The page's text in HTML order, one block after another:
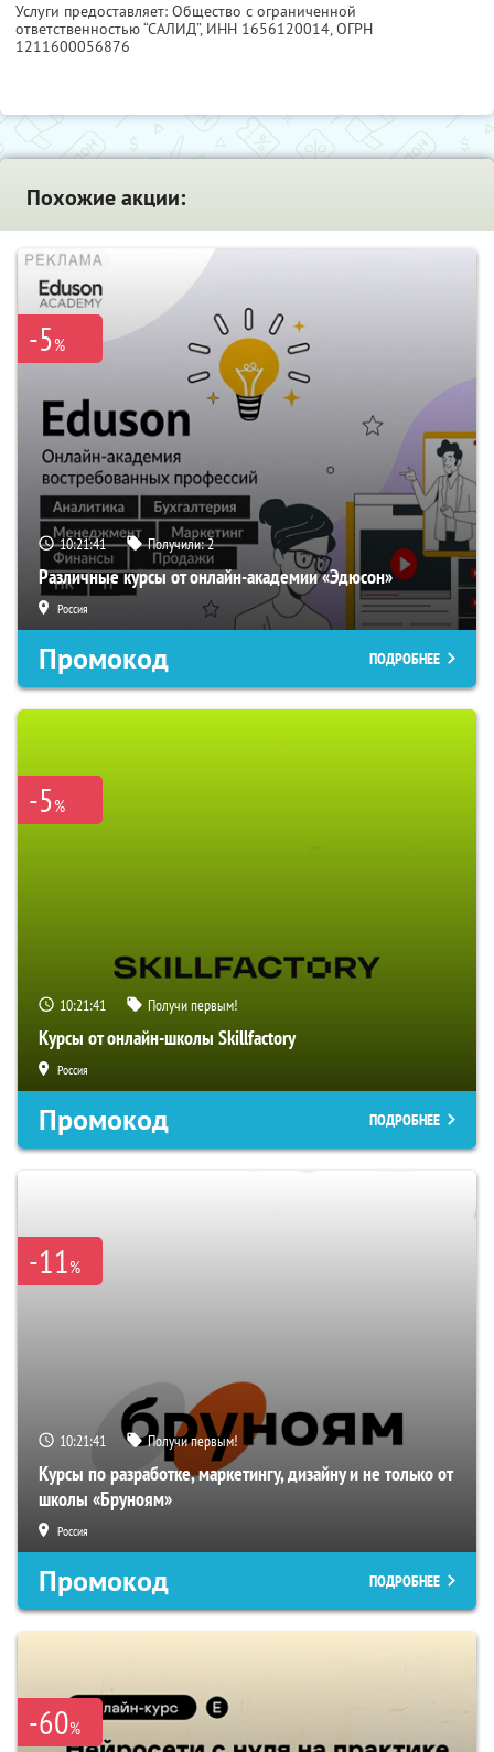
Услуги предоставляет: Общество с ограниченной
ответственностью “САЛИД”, ИНН 1656120014, ОГРН
1211600056876
Похожие акции:
-5%
10:21:40 Получили:2
Различные курсы от онлайн-академии «Эдюсон»
Россия
Промокод ПОДРОБНЕЕ
-5%
10:21:40 Получи первым!
Курсы от онлайн-школы Skillfactory
Россия
Промокод ПОДРОБНЕЕ
-11%
10:21:40 Получи первым!
Курсы по разработке, маркетингу, дизайну и не только от
школы «Бруноям»
Россия
Промокод ПОДРОБНЕЕ
-60%